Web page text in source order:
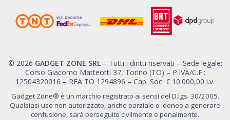
© 2026 GADGET ZONE SRL– Tutti i diritti riservati – Sede legale:
Corso Giacomo Matteotti 37, Torino (TO) – P.IVA/C.F.:
12504320016 – REA TO 1294896 – Cap. Soc. € 10.000,00 i.v.
Gadget Zone® è un marchio registrato ai sensi del D.lgs. 30/2005.
Qualsiasi uso non autorizzato, anche parziale o idoneo a generare
confusione, sarà perseguito civilmente e penalmente.